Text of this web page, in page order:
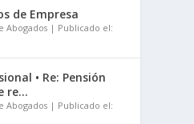
de Empresa
Abogados
Publicado el:
• Re: Pensión
re...
Abogados
Publicado el: